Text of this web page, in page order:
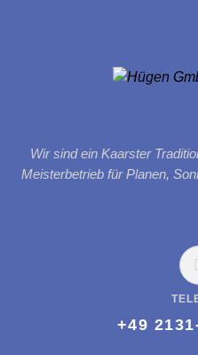
Wir sind ein Kaarster
Meisterbetrieb für Planen,
+49